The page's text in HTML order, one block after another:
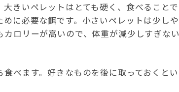
きいペレットはとても硬く、食べることで
に必要な餌です。小さいペレットは少しや
ロリーが高いので、体重が減少しすぎない
べます。好きなものを後に取っておくとい